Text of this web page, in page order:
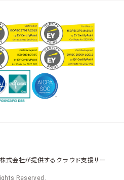
式会社が提供するクラウド支援サー
Reserved.